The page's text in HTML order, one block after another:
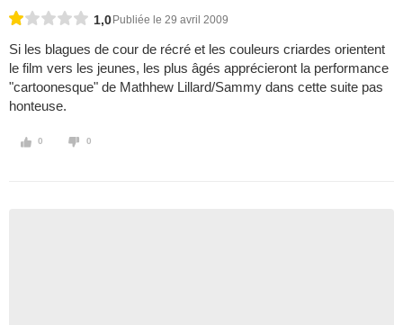
1,0 Publiée le 29 avril 2009
Si les blagues de cour de récré et les couleurs criardes orientent
le film vers les jeunes, les plus âgés apprécieront la performance
"cartoonesque" de Mathhew Lillard/Sammy dans cette suite pas
honteuse.
0 0